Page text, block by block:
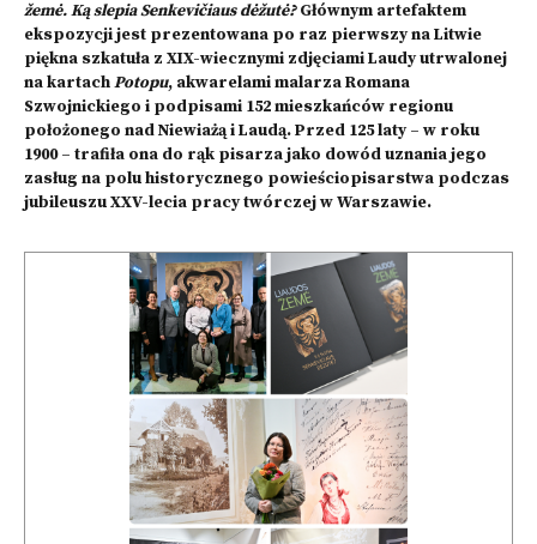
žemė. Ką slepia Senkevičiaus dėžutė?Głównym artefaktem
ekspozycji jest prezentowana po raz pierwszy na Litwie
piękna szkatuła z XIX-wiecznymi zdjęciami Laudy utrwalonej
na kartachPotopu, akwarelami malarza Romana
Szwojnickiego i podpisami 152 mieszkańców regionu
położonego nad Niewiażą i Laudą. Przed 125 laty – w roku
1900 – trafiła ona do rąk pisarza jako dowód uznania jego
zasług na polu historycznego powieściopisarstwa podczas
jubileuszu XXV-lecia pracy twórczej w Warszawie.